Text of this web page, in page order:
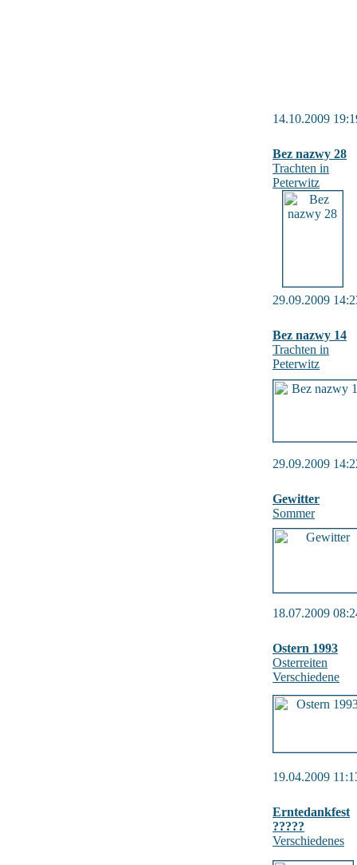
14.10.2009
Bez nazwy 28
Trachten in
Peterwitz
29.09.2009
Bez nazwy 14
Trachten in
Peterwitz
29.09.2009
Gewitter
Sommer
18.07.2009
Ostern 1993
Osterreiten
Verschiedene
19.04.2009
Erntedankfest
?????
Verschiedenes